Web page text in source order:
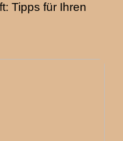
Tipps für Ihren